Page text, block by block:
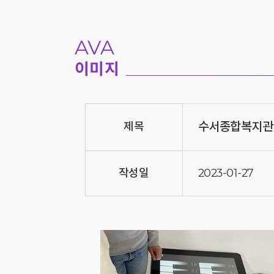
AVA
이미지
제목 수서종합복지관
작성일 2023-01-27